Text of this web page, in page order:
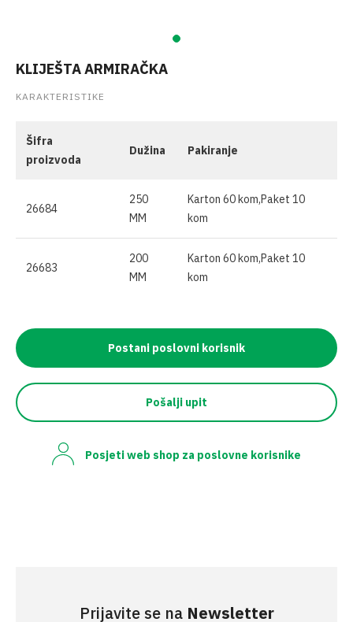
KLIJEŠTA ARMIRAČKA
KARAKTERISTIKE
Šifra
proizvoda
Dužina Pakiranje
26684
250
MM
Karton 60 kom,Paket 10
kom
26683
200
MM
Karton 60 kom,Paket 10
kom
Postani poslovni korisnik
Pošalji upit
Posjeti web shop za poslovne korisnike
Prijavite se na Newsletter